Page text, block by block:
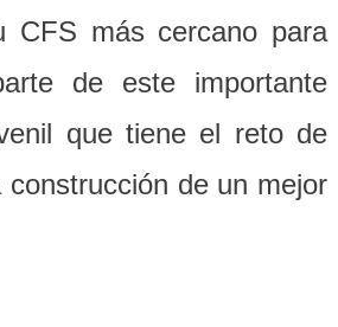
CFS más cercano para
de este importante
que tiene el reto de
construcción de un mejor